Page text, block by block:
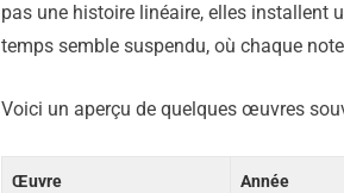
pas une histoire linéaire, elles installent
temps semble suspendu, où chaque
Voici un aperçu de quelques œuvres
Œuvre
Année